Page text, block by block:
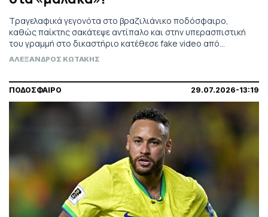
Τραγελαφικά γεγονότα στο βραζιλιάνικο ποδόσφαιρο,
καθώς παίκτης σακάτεψε αντίπαλο και στην υπερασπιστική
του γραμμή στο δικαστήριο κατέθεσε fake video από
σατιρική εκπομπή ποδοσφαίρου! Η πρωτοφανής ποινή που
ΑΛΕΞΑΝΔΡΟΣ ΚΩΤΑΚΗΣ
ΠΟΔΟΣΦΑΙΡΟ 29.07.2026-13:19